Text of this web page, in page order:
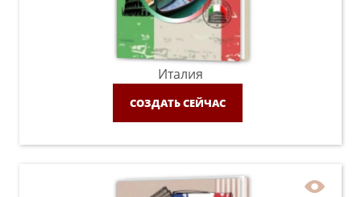
Италия
СОЗДАТЬ СЕЙЧАС